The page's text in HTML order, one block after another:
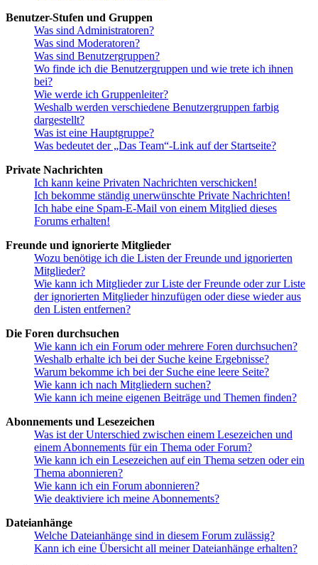
Benutzer-Stufen und Gruppen
Was sind Administratoren?
Was sind Moderatoren?
Was sind Benutzergruppen?
Wo finde ich die Benutzergruppen und wie trete ich ihnen
bei?
Wie werde ich Gruppenleiter?
Weshalb werden verschiedene Benutzergruppen farbig
dargestellt?
Was ist eine Hauptgruppe?
Was bedeutet der „Das Team“-Link auf der Startseite?
Private Nachrichten
Ich kann keine Privaten Nachrichten verschicken!
Ich bekomme ständig unerwünschte Private Nachrichten!
Ich habe eine Spam-E-Mail von einem Mitglied dieses
Forums erhalten!
Freunde und ignorierte Mitglieder
Wozu benötige ich die Listen der Freunde und ignorierten
Mitglieder?
Wie kann ich Mitglieder zur Liste der Freunde oder zur Liste
der ignorierten Mitglieder hinzufügen oder diese wieder aus
den Listen entfernen?
Die Foren durchsuchen
Wie kann ich ein Forum oder mehrere Foren durchsuchen?
Weshalb erhalte ich bei der Suche keine Ergebnisse?
Warum bekomme ich bei der Suche eine leere Seite?
Wie kann ich nach Mitgliedern suchen?
Wie kann ich meine eigenen Beiträge und Themen finden?
Abonnements und Lesezeichen
Was ist der Unterschied zwischen einem Lesezeichen und
einem Abonnements für ein Thema oder Forum?
Wie kann ich ein Lesezeichen auf ein Thema setzen oder ein
Thema abonnieren?
Wie kann ich ein Forum abonnieren?
Wie deaktiviere ich meine Abonnements?
Dateianhänge
Welche Dateianhänge sind in diesem Forum zulässig?
Kann ich eine Übersicht all meiner Dateianhänge erhalten?